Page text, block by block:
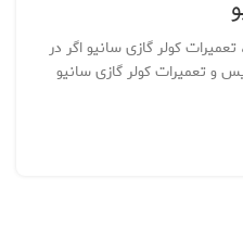
کولر گازی سانیو اگر در
و تعمیرات کولر گازی سانیو